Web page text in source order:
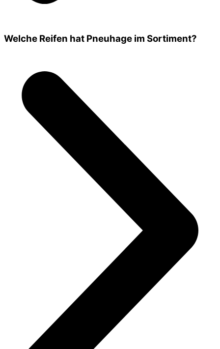
Welche Reifen hat Pneuhage im Sortiment?